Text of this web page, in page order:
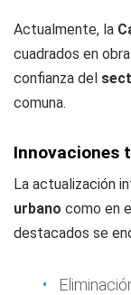
Actualmente, la
cuadrados en
confianza del
comuna.
Innovaciones
La actualización
urbano como en
destacados se